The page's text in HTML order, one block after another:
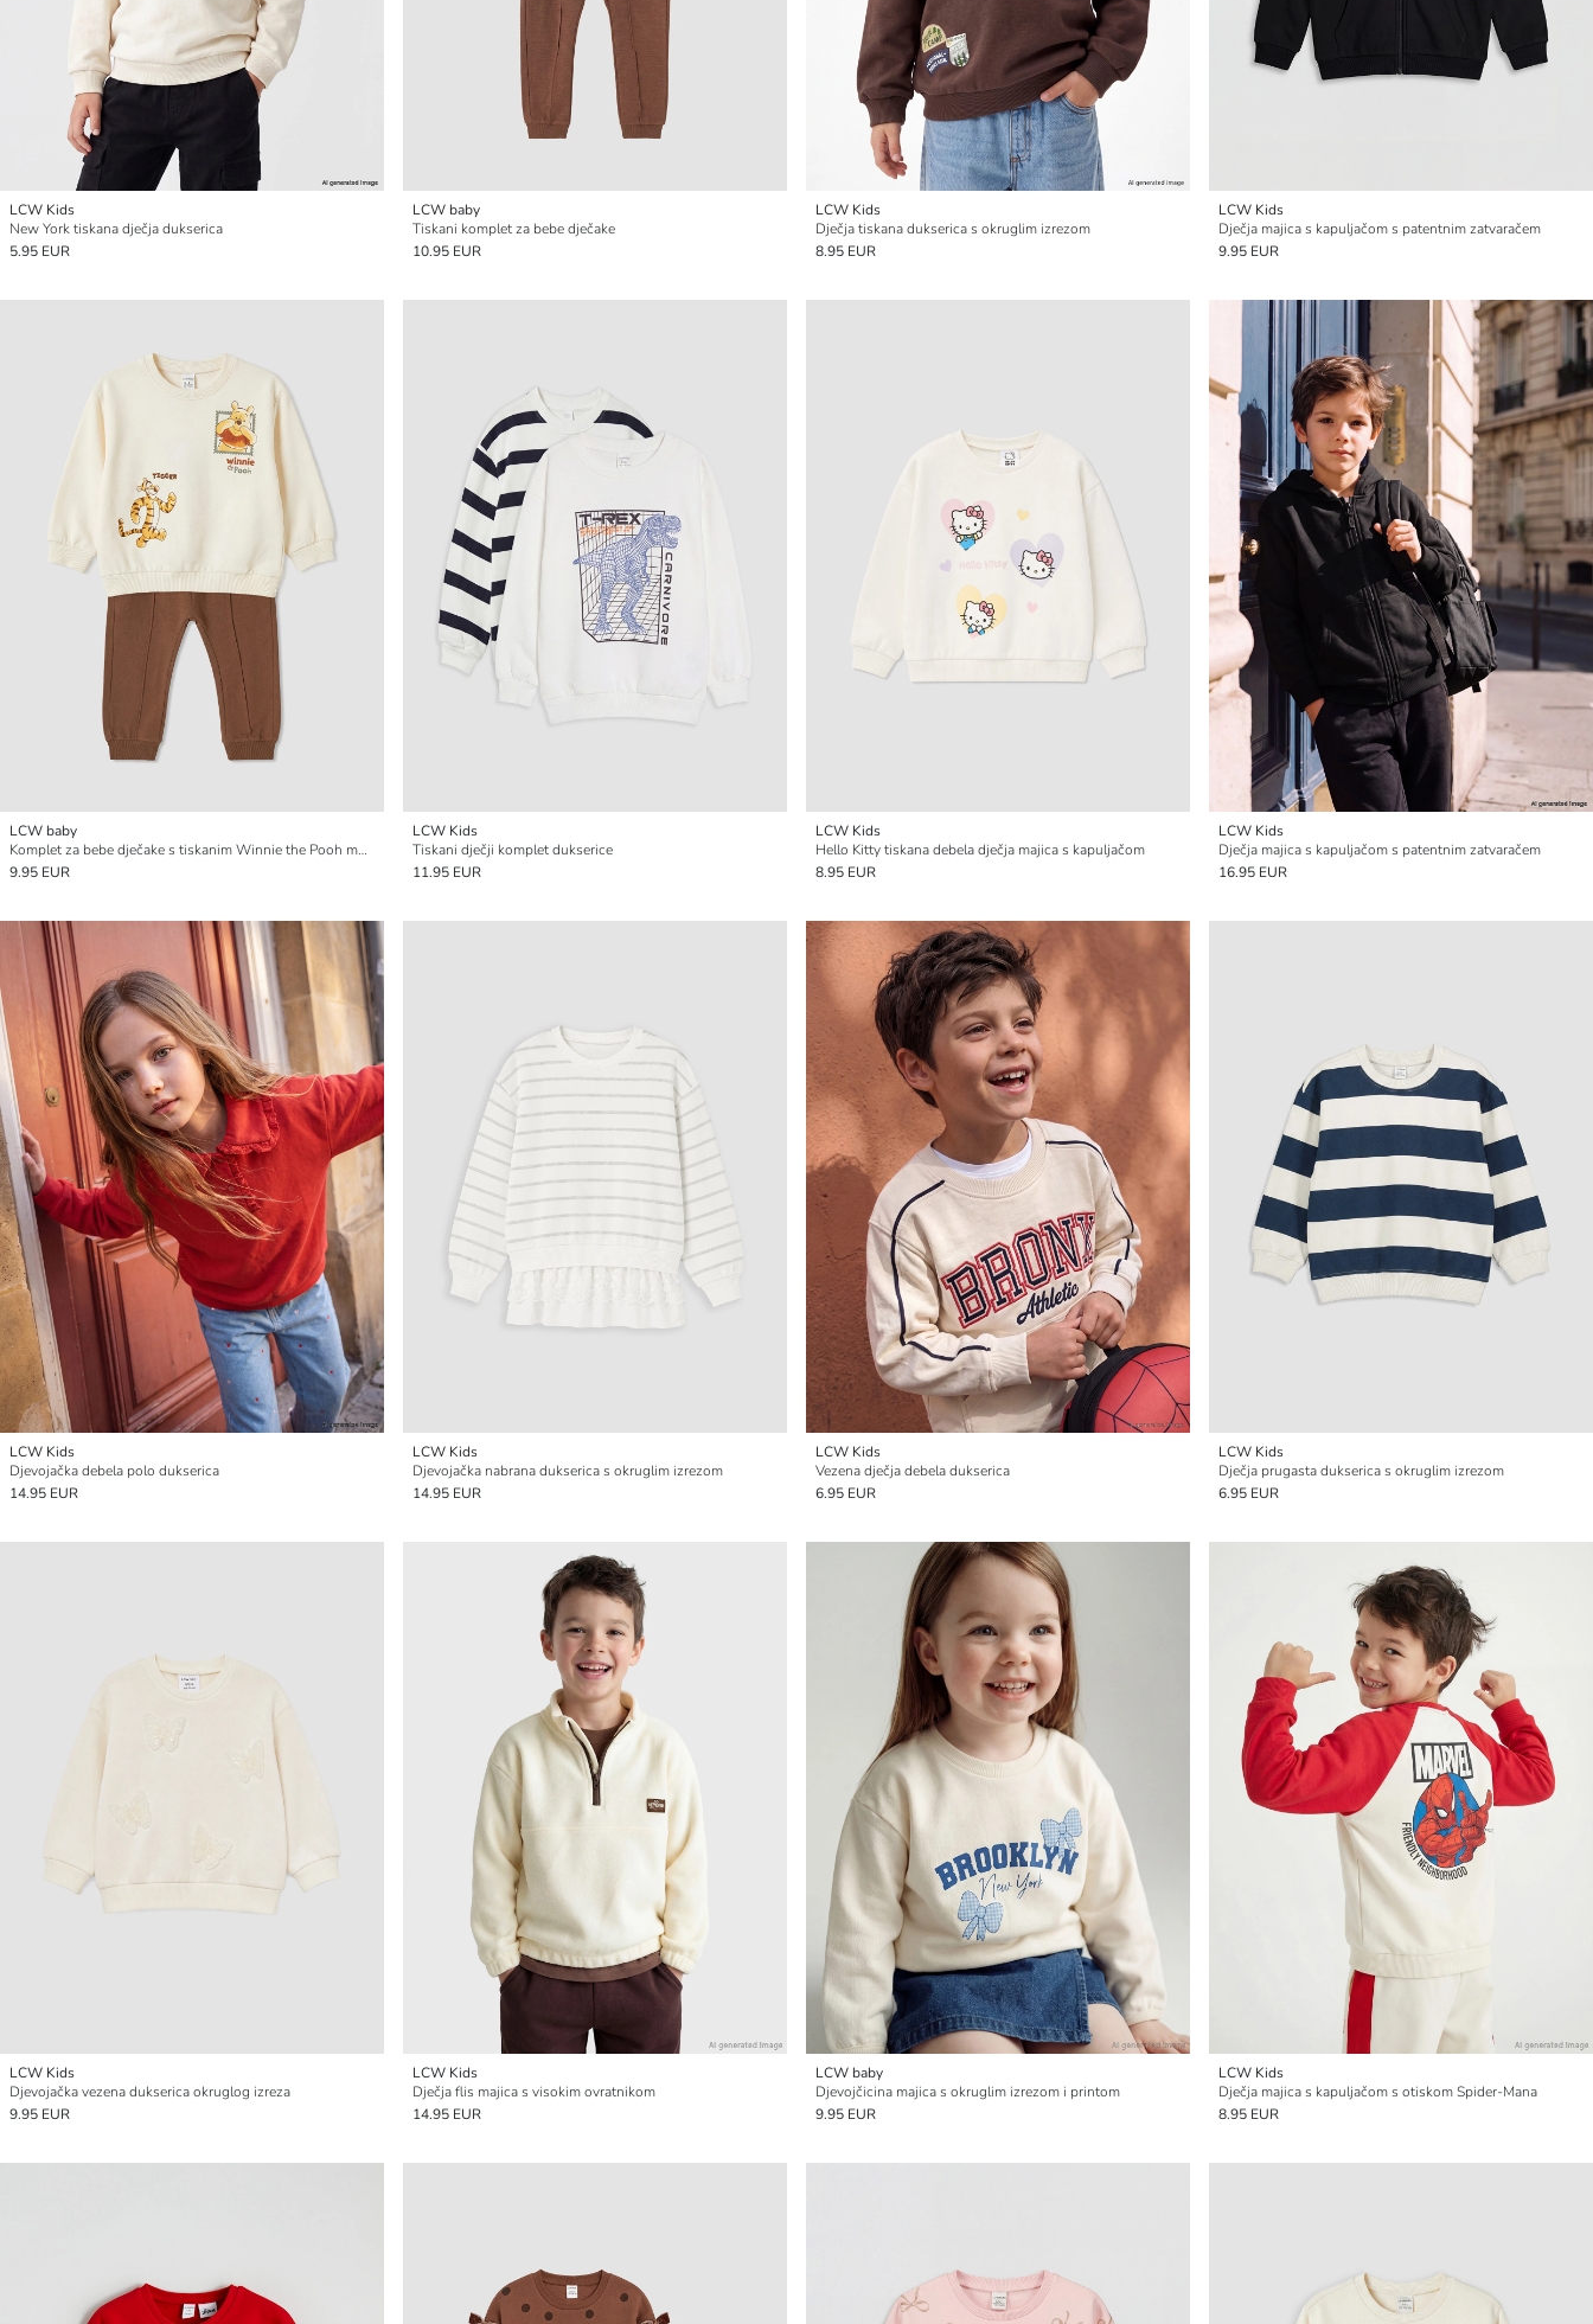
LCW Kids
New York tiskana dječja dukserica
5.95 EUR
LCW baby
Tiskani komplet za bebe dječake
10.95 EUR
LCW Kids
Dječja tiskana dukserica s okruglim izrezom
8.95 EUR
LCW Kids
Dječja majica s kapuljačom s patentnim zatvaračem
9.95 EUR
LCW baby
Komplet za bebe dječake s tiskanim Winnie the Pooh motivom
9.95 EUR
LCW Kids
Tiskani dječji komplet dukserice
11.95 EUR
LCW Kids
Hello Kitty tiskana debela dječja majica s kapuljačom
8.95 EUR
LCW Kids
Dječja majica s kapuljačom s patentnim zatvaračem
16.95 EUR
LCW Kids
Djevojačka debela polo dukserica
14.95 EUR
LCW Kids
Djevojačka nabrana dukserica s okruglim izrezom
14.95 EUR
LCW Kids
Vezena dječja debela dukserica
6.95 EUR
LCW Kids
Dječja prugasta dukserica s okruglim izrezom
6.95 EUR
LCW Kids
Djevojačka vezena dukserica okruglog izreza
9.95 EUR
LCW Kids
Dječja flis majica s visokim ovratnikom
14.95 EUR
LCW baby
Djevojčicina majica s okruglim izrezom i printom
9.95 EUR
LCW Kids
Dječja majica s kapuljačom s otiskom Spider-Mana
8.95 EUR